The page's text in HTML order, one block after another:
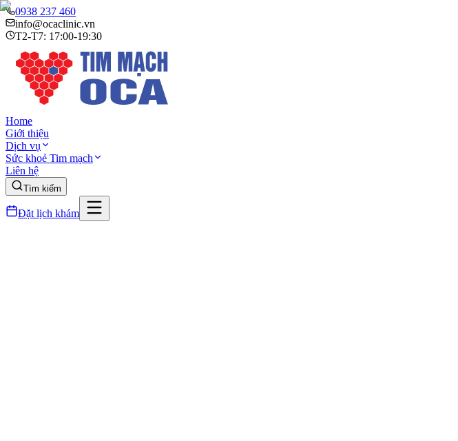
0938 237 460
info@ocaclinic.vn
T2-T7: 17:00-19:30
Home
Giới thiệu
Dịch vụ
Sức khoẻ Tim mạch
Liên hệ
Tìm kiếm
Đặt lịch khám